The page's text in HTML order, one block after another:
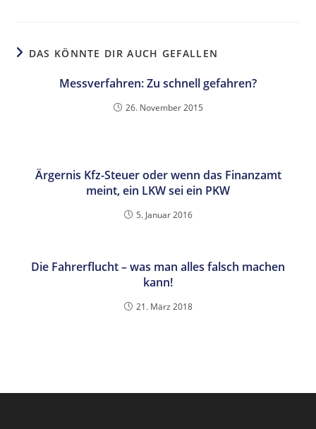
DAS KÖNNTE DIR AUCH GEFALLEN
Messverfahren: Zu schnell gefahren?
26. November 2015
Ärgernis Kfz-Steuer oder wenn das Finanzamt
meint, ein LKW sei ein PKW
5. Januar 2016
Die Fahrerflucht – was man alles falsch machen
kann!
21. März 2018